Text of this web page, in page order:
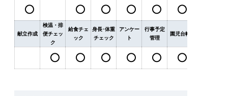
献立作成
検温・排
便チェッ
ク
給食チェ
ック
身長･体重
チェック
アンケー
ト
行事予定
管理
園児台帳